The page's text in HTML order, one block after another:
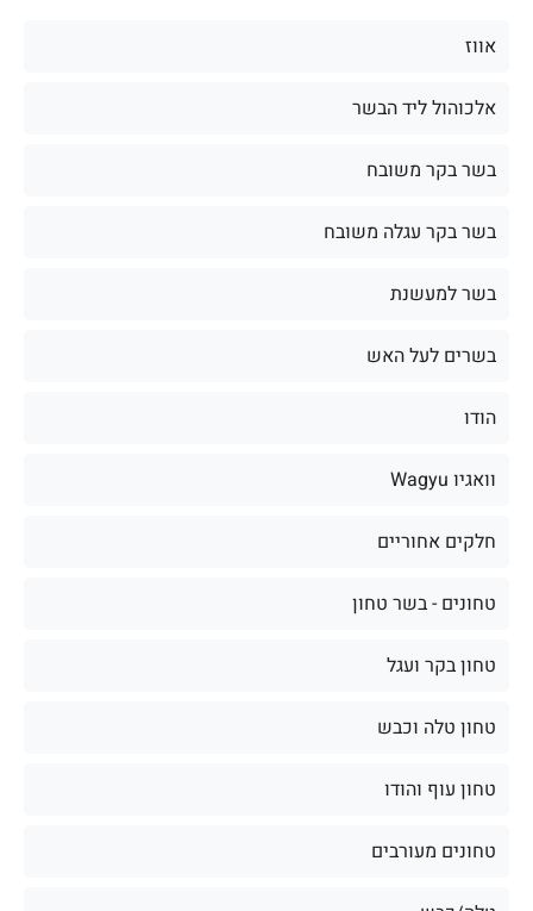
אווז
אלכוהול ליד הבשר
בשר בקר משובח
בשר בקר עגלה משובח
בשר למעשנת
בשרים לעל האש
הודו
וואגיו Wagyu
חלקים אחוריים
טחונים - בשר טחון
טחון בקר ועגל
טחון טלה וכבש
טחון עוף והודו
טחונים מעורבים